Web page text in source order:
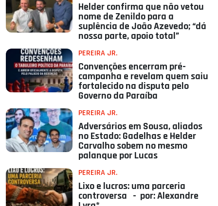
Helder confirma que não vetou
nome de Zenildo para a
suplência de João Azevedo; “dá
nossa parte, apoio total”
PEREIRA JR.
Convenções encerram pré-
campanha e revelam quem saiu
fortalecido na disputa pelo
Governo da Paraíba
PEREIRA JR.
Adversários em Sousa, aliados
no Estado: Gadelhas e Helder
Carvalho sobem no mesmo
palanque por Lucas
PEREIRA JR.
Lixo e lucros: uma parceria
controversa - por: Alexandre